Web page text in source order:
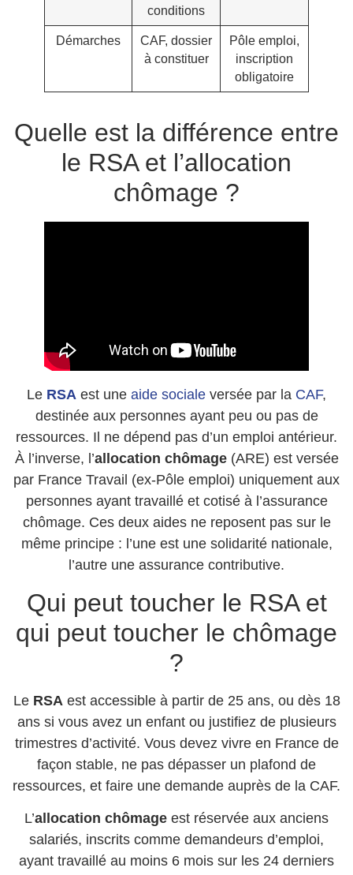
conditions
Démarches
CAF, dossier
à constituer
Pôle emploi,
inscription
obligatoire
Quelle est la différence entre
le RSA et l’allocation
chômage ?
Le RSA est une aide sociale versée par la CAF,
destinée aux personnes ayant peu ou pas de
ressources. Il ne dépend pas d’un emploi antérieur.
À l’inverse, l’allocation chômage(ARE) est versée
par France Travail (ex-Pôle emploi) uniquement aux
personnes ayant travaillé et cotisé à l’assurance
chômage. Ces deux aides ne reposent pas sur le
même principe : l’une est une solidarité nationale,
l’autre une assurance contributive.
Qui peut toucher le RSA et
qui peut toucher le chômage
?
Le RSA est accessible à partir de 25 ans, ou dès 18
ans si vous avez un enfant ou justifiez de plusieurs
trimestres d’activité. Vous devez vivre en France de
façon stable, ne pas dépasser un plafond de
ressources, et faire une demande auprès de la CAF.
L’allocation chômage est réservée aux anciens
salariés, inscrits comme demandeurs d’emploi,
ayant travaillé au moins 6 mois sur les 24 derniers